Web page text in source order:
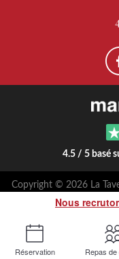
4.5 / 5 basé
Copyright © 2026 La
Nous
Réservation Repas